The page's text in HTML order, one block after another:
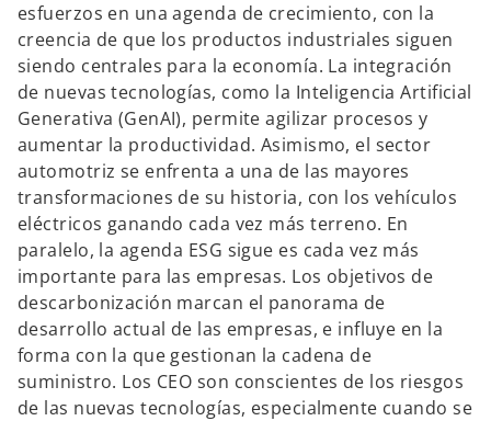
esfuerzos en una agenda de crecimiento, con la
creencia de que los productos industriales siguen
siendo centrales para la economía. La integración
de nuevas tecnologías, como la Inteligencia Artificial
Generativa (GenAI), permite agilizar procesos y
aumentar la productividad. Asimismo, el sector
automotriz se enfrenta a una de las mayores
transformaciones de su historia, con los vehículos
eléctricos ganando cada vez más terreno. En
paralelo, la agenda ESG sigue es cada vez más
importante para las empresas. Los objetivos de
descarbonización marcan el panorama de
desarrollo actual de las empresas, e influye en la
forma con la que gestionan la cadena de
suministro. Los CEO son conscientes de los riesgos
de las nuevas tecnologías, especialmente cuando se